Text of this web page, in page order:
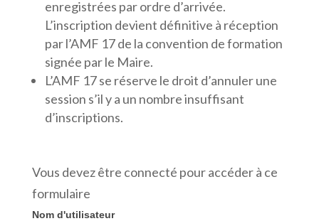
enregistrées par ordre d’arrivée.
L’inscription devient définitive à réception
par l’AMF 17 de la convention de formation
signée par le Maire.
L’AMF 17 se réserve le droit d’annuler une
session s’il y a un nombre insuffisant
d’inscriptions.
Vous devez être connecté pour accéder à ce
formulaire
Nom d'utilisateur